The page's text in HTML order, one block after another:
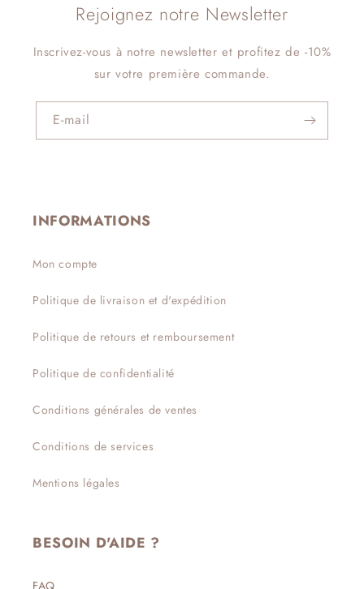
Rejoignez notre Newsletter
Inscrivez-vous à notre newsletter et profitez de -10%
sur votre première commande.
E-mail
INFORMATIONS
Mon compte
Politique de livraison et d'expédition
Politique de retours et remboursement
Politique de confidentialité
Conditions générales de ventes
Conditions de services
Mentions légales
BESOIN D'AIDE ?
FAQ